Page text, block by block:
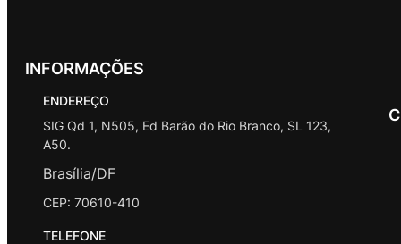
INFORMAÇÕES
ENDEREÇO
SIG Qd 1, N505, Ed Barão do Rio Branco, SL 123,
A50.
Brasília/DF
CEP: 70610-410
TELEFONE